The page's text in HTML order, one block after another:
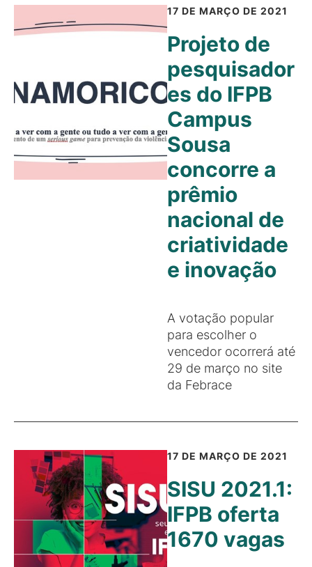
17 DE MARÇO DE 2021
Projeto de
pesquisador
es do IFPB
Campus
Sousa
concorre a
prêmio
nacional de
criatividade
e inovação
A votação popular
para escolher o
vencedor ocorrerá até
29 de março no site
da Febrace
17 DE MARÇO DE 2021
SISU 2021.1:
IFPB oferta
1670 vagas